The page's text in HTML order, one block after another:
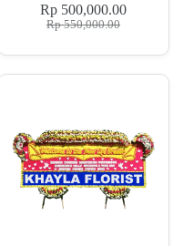
Rp550,000.00
Rp 500,000.00